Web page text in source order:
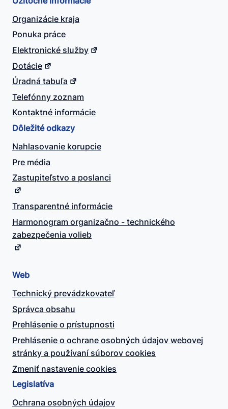
Organizácie kraja
Ponuka práce
Elektronické služby
Dotácie
Úradná tabuľa
Telefónny zoznam
Kontaktné informácie
Dôležité odkazy
Nahlasovanie korupcie
Pre média
Zastupiteľstvo a poslanci
Transparentné informácie
Harmonogram organizačno - technického
zabezpečenia volieb
Web
Technický prevádzkovateľ
Správca obsahu
Prehlásenie o prístupnosti
Prehlásenie o ochrane osobných údajov webovej
stránky a používaní súborov cookies
Zmeniť nastavenie cookies
Legislatíva
Ochrana osobných údajov